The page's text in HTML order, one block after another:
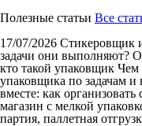
Полезные статьи Все
17/07/2026 Стикеровщик
задачи они выполняют?
кто такой упаковщик Чем
упаковщика по задачам
вместе: как
магазин с мелкой
партия, паллетная